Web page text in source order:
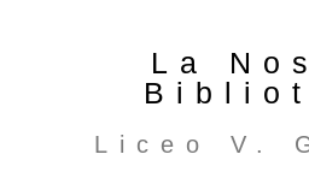
La
Liceo V.